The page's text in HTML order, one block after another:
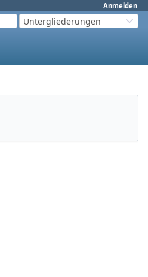
Anmelden
Untergliederungen